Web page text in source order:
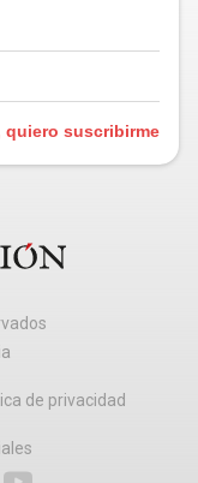
quiero suscribirme
de privacidad